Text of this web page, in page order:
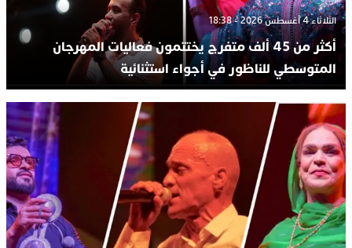
الثلاثاء 4 أغسطس 2026 - 18:38
أكثر من 45 ألف متفرج يختتمون فعاليات المهرجان
المتوسطي للناظور في أجواء استثنائية